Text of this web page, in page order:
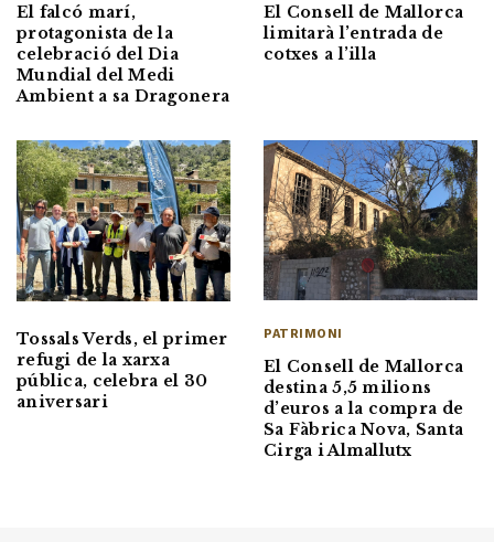
El falcó marí,
protagonista de la
celebració del Dia
Mundial del Medi
Ambient a sa Dragonera
El Consell de Mallorca
limitarà l’entrada de
cotxes a l’illa
Tossals Verds, el primer
refugi de la xarxa
pública, celebra el 30
aniversari
PATRIMONI
El Consell de Mallorca
destina 5,5 milions
d’euros a la compra de
Sa Fàbrica Nova, Santa
Cirga i Almallutx